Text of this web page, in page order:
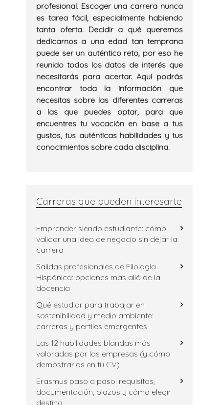
profesional. Escoger una carrera nunca
es tarea fácil, especialmente habiendo
tanta oferta. Decidir a qué queremos
dedicarnos a una edad tan temprana
puede ser un auténtico reto, por eso he
reunido todos los datos de interés que
necesitarás para acertar. Aquí podrás
encontrar toda la información que
necesitas sobre las diferentes carreras
a las que puedes optar, para que
encuentres tu vocación en base a tus
gustos, tus auténticas habilidades y tus
conocimientos sobre cada disciplina.
Carreras que pueden interesarte
Emprender siendo estudiante: cómo
validar una idea de negocio sin dejar la
carrera
Salidas profesionales de Filología
Hispánica: opciones más allá de la
docencia
Qué estudiar para trabajar en
sostenibilidad y medio ambiente:
carreras y perfiles emergentes
Las 12 habilidades blandas más
valoradas por las empresas (y cómo
demostrarlas en tu CV)
Erasmus paso a paso: requisitos,
documentación, plazos y cómo elegir
destino